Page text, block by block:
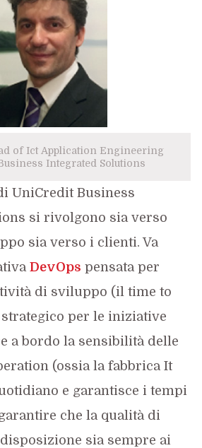
of Ict Application Engineering
Integrated Solutions
UniCredit Business
si rivolgono sia verso
sia verso i clienti. Va
DevOps pensata per
di sviluppo (il time to
per le iniziative
a bordo la sensibilità delle
(ossia la fabbrica It
e garantisce i tempi
che la qualità di
sia sempre ai